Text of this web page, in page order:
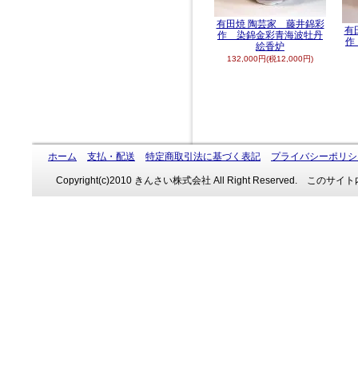
有田焼 陶芸家 藤井錦彩
作 染錦金彩青海波牡丹
絵香炉
132,000円(税12,000円)
有
作
ホーム 支払・配送 特定商取引法に基づく表記 プライバシーポリ
Copyright(c)2010 きんさい株式会社 All Right Reserved. このサイト